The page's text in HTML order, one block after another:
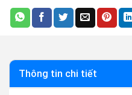
Thông tin chi tiết